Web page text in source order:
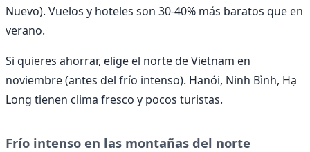
Nuevo). Vuelos y hoteles son 30-40% más baratos que en
verano.
Si quieres ahorrar, elige el norte de Vietnam en
noviembre (antes del frío intenso). Hanói, Ninh Bình, Hạ
Long tienen clima fresco y pocos turistas.
Frío intenso en las montañas del norte